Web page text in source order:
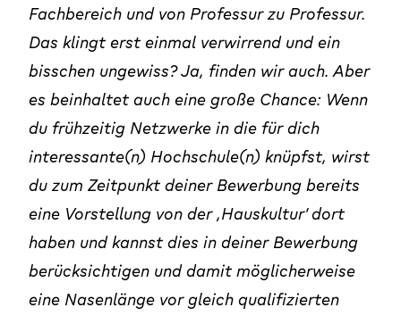
Fachbereich und von Professur zu Professur.
Das klingt erst einmal verwirrend und ein
bisschen ungewiss? Ja, finden wir auch. Aber
es beinhaltet auch eine große Chance: Wenn
du frühzeitig Netzwerke in die für dich
interessante(n) Hochschule(n) knüpfst, wirst
du zum Zeitpunkt deiner Bewerbung bereits
eine Vorstellung von der ‚Hauskultur‘ dort
haben und kannst dies in deiner Bewerbung
berücksichtigen und damit möglicherweise
eine Nasenlänge vor gleich qualifizierten